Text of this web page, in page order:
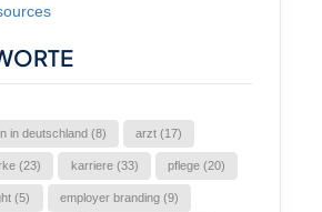
in deutschland (8) arzt (17)
(23) karriere (33) pflege (20)
(5) employer branding (9)